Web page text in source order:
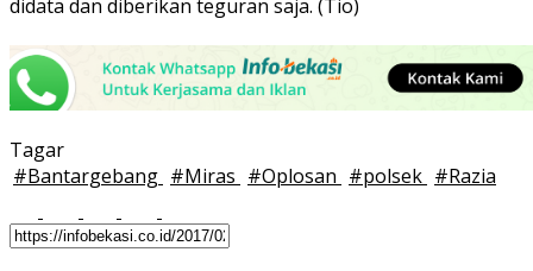
didata dan diberikan teguran saja. (Tio)
Tagar
#Bantargebang #Miras #Oplosan #polsek #Razia